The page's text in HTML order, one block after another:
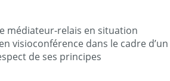
médiateur-relais en situation
visioconférence dans le cadre d’un
de ses principes